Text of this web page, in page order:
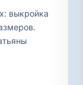
выкройка